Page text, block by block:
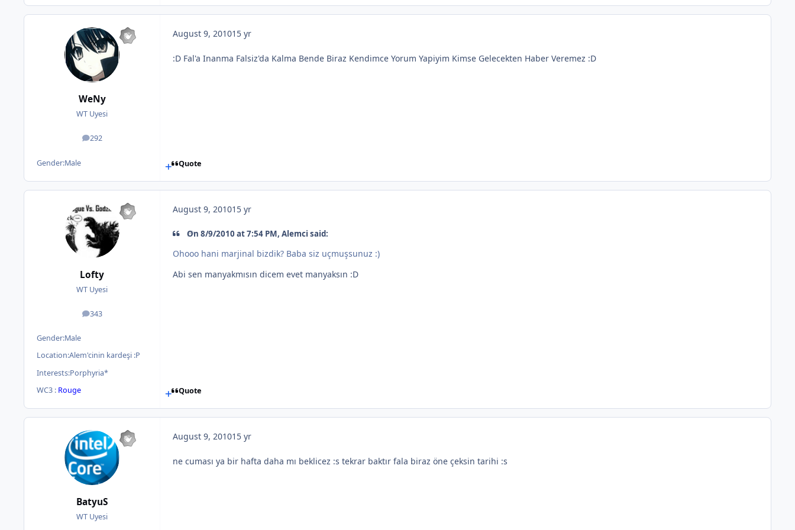
WeNy
WT Uyesi
292
posts
Gender:Male
August 9, 201015 yr
:D Fal'a Inanma Falsiz'da Kalma Bende Biraz Kendimce Yorum Yapiyim Kimse Gelecekten Haber Veremez :D
Quote
Lofty
WT Uyesi
343
posts
Gender:Male
Location:Alem'cinin kardeşi :P
Interests:Porphyria*
WC3 : Rouge
August 9, 201015 yr
On 8/9/2010 at 7:54 PM, Alemci said:
Ohooo hani marjinal bizdik? Baba siz uçmuşsunuz :)
Abi sen manyakmısın dicem evet manyaksın :D
Quote
BatyuS
WT Uyesi
August 9, 201015 yr
ne cuması ya bir hafta daha mı beklicez :s tekrar baktır fala biraz öne çeksin tarihi :s